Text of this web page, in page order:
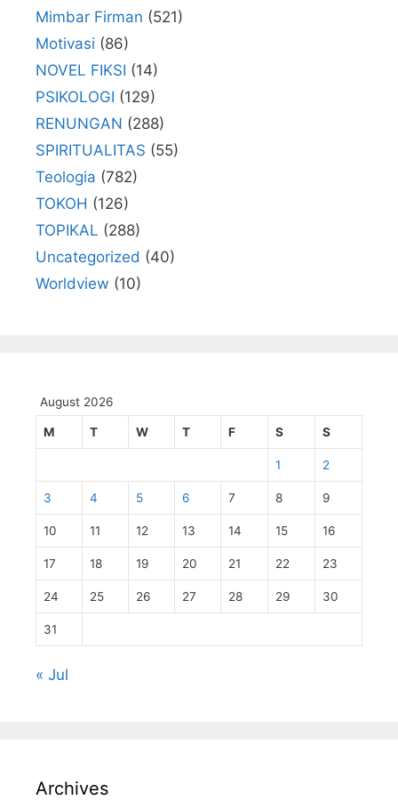
Mimbar Firman (521)
Motivasi (86)
NOVEL FIKSI (14)
PSIKOLOGI (129)
RENUNGAN (288)
SPIRITUALITAS (55)
Teologia (782)
TOKOH (126)
TOPIKAL (288)
Uncategorized (40)
Worldview (10)
August 2026
M T W T F S S
1 2
3 4 5 6 7 8 9
10 11 12 13 14 15 16
17 18 19 20 21 22 23
24 25 26 27 28 29 30
31
« Jul
Archives